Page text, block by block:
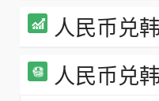
人民币兑
人民币兑